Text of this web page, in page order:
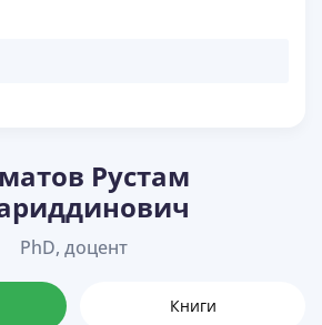
Рустам
PhD, доцент
Книги